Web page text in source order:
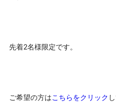
先着2名様限定です。
ご希望の方はこちらをクリック